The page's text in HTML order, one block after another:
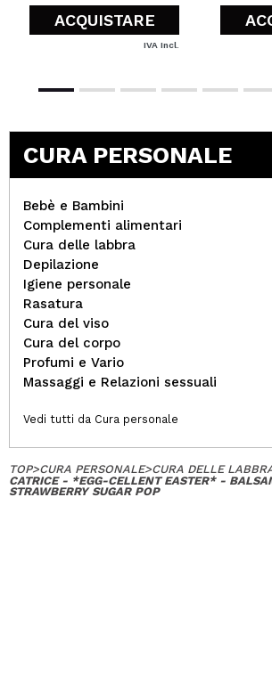
ACQUISTARE
IVA Incl.
CURA PERSONALE
Bebè e Bambini
Complementi alimentari
Cura delle labbra
Depilazione
Igiene personale
Rasatura
Cura del viso
Cura del corpo
Profumi e Vario
Massaggi e Relazioni sessuali
Vedi tutti da Cura personale
TOP>CURA PERSONALE>CURA DELLE
CATRICE - *EGG-CELLENT EASTER* -
STRAWBERRY SUGAR POP